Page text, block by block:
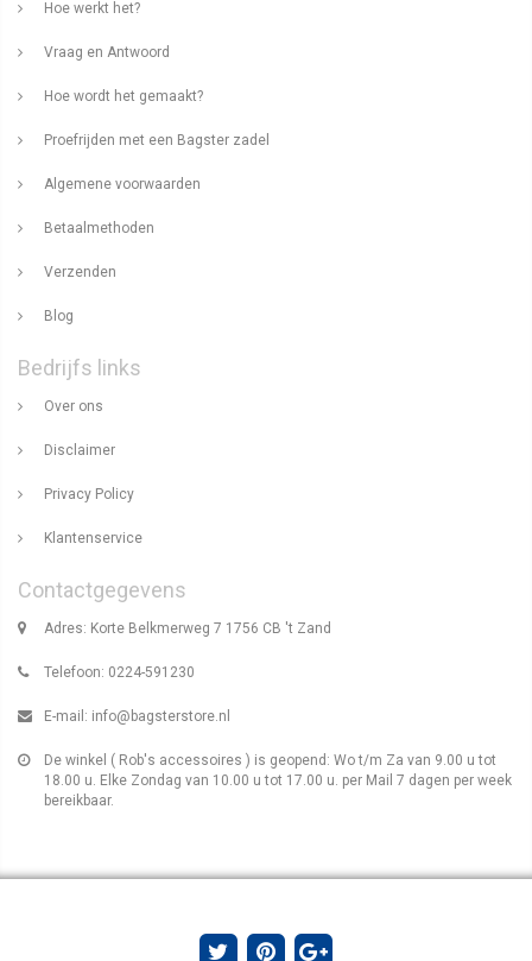
Hoe werkt het?
Vraag en Antwoord
Hoe wordt het gemaakt?
Proefrijden met een Bagster zadel
Algemene voorwaarden
Betaalmethoden
Verzenden
Blog
Bedrijfs links
Over ons
Disclaimer
Privacy Policy
Klantenservice
Contactgegevens
Adres: Korte Belkmerweg 7 1756 CB 't Zand
Telefoon: 0224-591230
E-mail: info@bagsterstore.nl
De winkel ( Rob's accessoires ) is geopend: Wo t/m Za van 9.00 u tot
18.00 u. Elke Zondag van 10.00 u tot 17.00 u. per Mail 7 dagen per week
bereikbaar.